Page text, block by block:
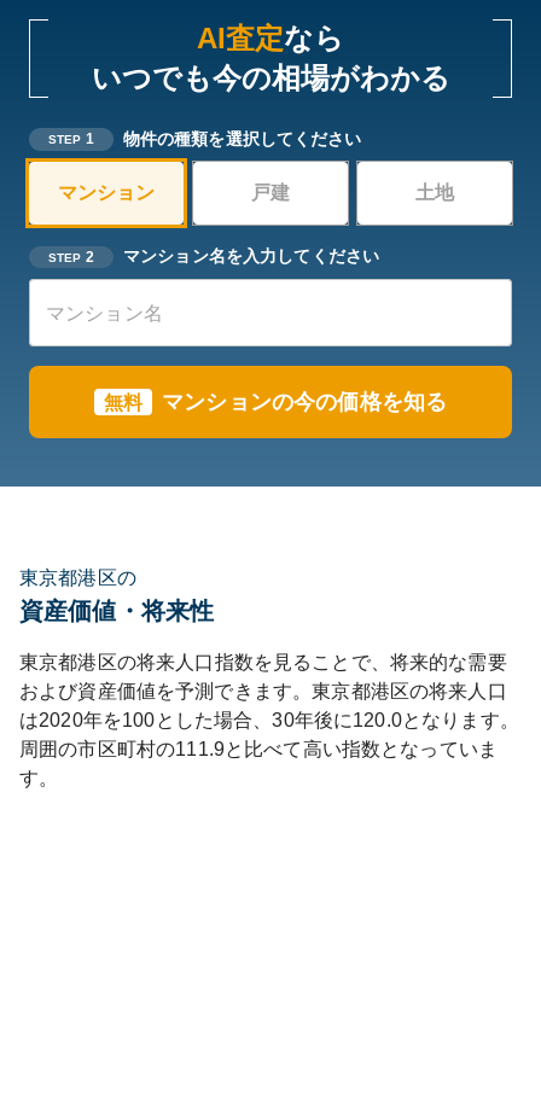
AI査定なら
いつでも今の相場がわかる
STEP 1 物件の種類を選択してください
マンション 戸建 土地
STEP 2 マンション名を入力してください
無料 マンションの今の価格を知る
東京都港区の
資産価値・将来性
東京都港区の将来人口指数を見ることで、将来的な需要
および資産価値を予測できます。東京都港区の将来人口
は2020年を100とした場合、30年後に120.0となります。
周囲の市区町村の111.9と比べて高い指数となっていま
す。